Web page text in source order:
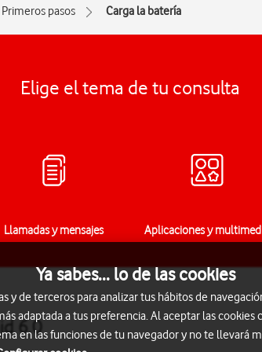
Primeros pasos Carga la batería
Elige el tema de tu consulta
Llamadas y mensajes Aplicaciones y
6.0
Ya sabes... lo de las cookies
y de terceros para analizar tus hábitos de
adaptada a tus preferencia. Al aceptar las cookies
en las funciones de tu navegador y no te llevará